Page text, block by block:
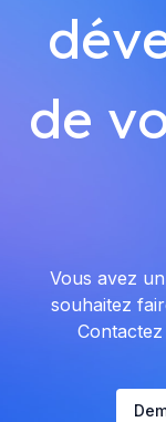
de
Vous avez
souhaitez